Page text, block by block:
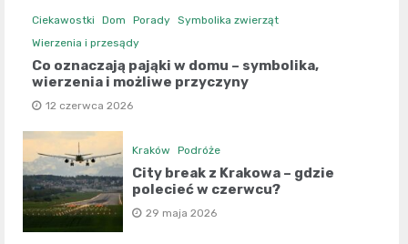
Ciekawostki Dom Porady Symbolika zwierząt
Wierzenia i przesądy
Co oznaczają pająki w domu – symbolika,
wierzenia i możliwe przyczyny
12 czerwca 2026
Kraków Podróże
City break z Krakowa – gdzie
polecieć w czerwcu?
29 maja 2026